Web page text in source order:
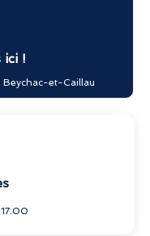
ici !
Beychac-et-Caillau